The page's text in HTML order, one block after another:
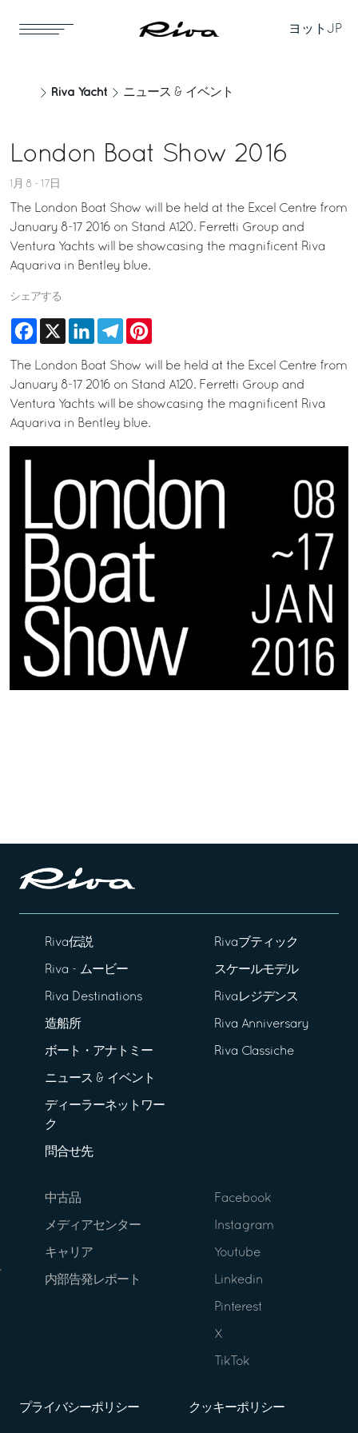
ヨット JP
Riva Yacht ニュース & イベント
London Boat Show 2016
1月 8 - 17日
The London Boat Show will be held at the Excel Centre from
January 8-17 2016 on Stand A120. Ferretti Group and
Ventura Yachts will be showcasing the magnificent Riva
Aquariva in Bentley blue.
シェアする
Facebook
X LinkedInTelegram
The London Boat Show will be held at the Excel Centre from
January 8-17 2016 on Stand A120. Ferretti Group and
Ventura Yachts will be showcasing the magnificent Riva
Aquariva in Bentley blue.
Riva伝説
Riva - ムービー
Riva Destinations
造船所
ボート・アナトミー
ニュース & イベント
ディーラーネットワー
ク
問合せ先
Rivaブティック
スケールモデル
Rivaレジデンス
Riva Anniversary
Riva Classiche
中古品
メディアセンター
キャリア
内部告発レポート
Facebook
Instagram
Youtube
Linkedin
Pinterest
X
TikTok
プライバシーポリシー クッキーポリシー